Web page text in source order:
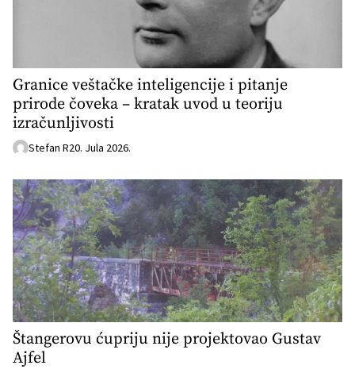
Granice veštačke inteligencije i pitanje
prirode čoveka – kratak uvod u teoriju
izračunljivosti
Stefan R20. Jula 2026.
Štangerovu ćupriju nije projektovao Gustav
Ajfel